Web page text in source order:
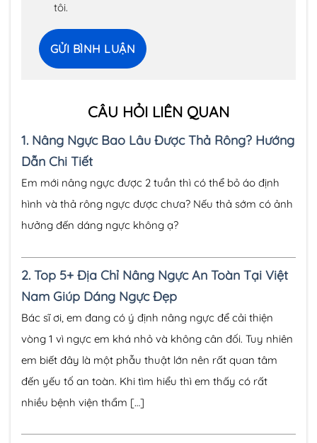
tôi.
CÂU HỎI LIÊN QUAN
1. Nâng Ngực Bao Lâu Được Thả Rông? Hướng
Dẫn Chi Tiết
Em mới nâng ngực được 2 tuần thì có thể bỏ áo định
hình và thả rông ngực được chưa? Nếu thả sớm có ảnh
hưởng đến dáng ngực không ạ?
2. Top 5+ Địa Chỉ Nâng Ngực An Toàn Tại Việt
Nam Giúp Dáng Ngực Đẹp
Bác sĩ ơi, em đang có ý định nâng ngực để cải thiện
vòng 1 vì ngực em khá nhỏ và không cân đối. Tuy nhiên
em biết đây là một phẫu thuật lớn nên rất quan tâm
đến yếu tố an toàn. Khi tìm hiểu thì em thấy có rất
nhiều bệnh viện thẩm […]